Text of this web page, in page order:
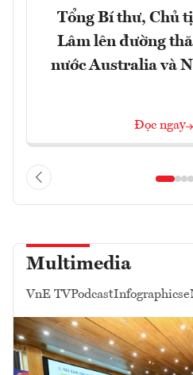
Tổng Bí thư, Chủ
Lâm lên đường
nước Australia và
Đọc ngay
Multimedia
VnE TVPodcastInfographics